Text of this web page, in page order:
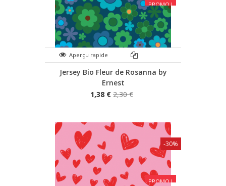
PROMO !
Aperçu rapide
Jersey Bio Fleur de Rosanna by
Ernest
1,38 € 2,30 €
PROMO !
-30%